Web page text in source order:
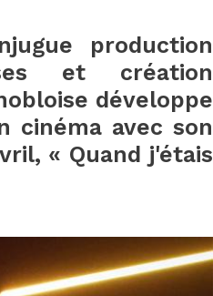
production
et création
développe
cinéma avec son
« Quand j'étais